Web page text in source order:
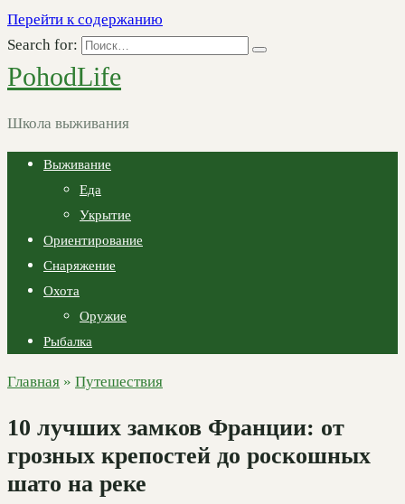
Перейти к содержанию
Search for:
PohodLife
Школа выживания
Выживание
Еда
Укрытие
Ориентирование
Снаряжение
Охота
Оружие
Рыбалка
Главная » Путешествия
10 лучших замков Франции: от
грозных крепостей до роскошных
шато на реке